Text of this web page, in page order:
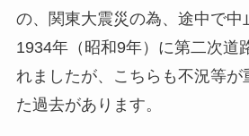
の、関東大震災の為、途中で中
1934年（昭和9年）に第二次道
れましたが、こちらも不況等が
た過去があります。